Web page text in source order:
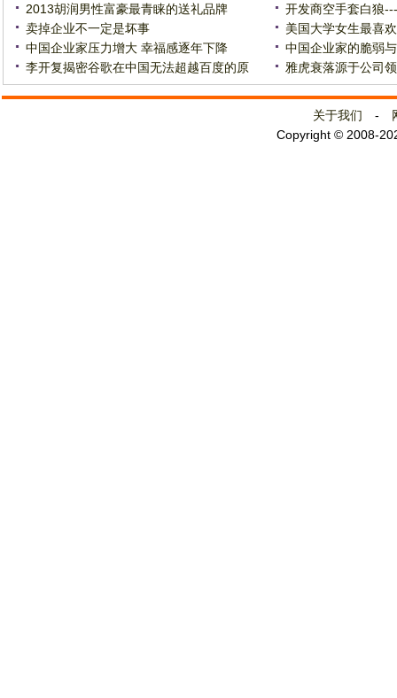
2013胡润男性富豪最青睐的送礼品牌
开发商空手套白狼
卖掉企业不一定是坏事
美国大学女生最喜
中国企业家压力增大 幸福感逐年下降
中国企业家的脆弱
李开复揭密谷歌在中国无法超越百度的原
雅虎衰落源于公司
关于我们 -
Copyright © 2008-